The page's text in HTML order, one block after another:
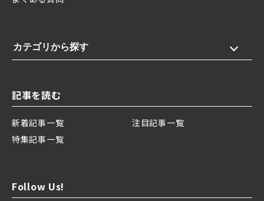
カテゴリから探す
記事を読む
新着記事一覧
注目記事一覧
特集記事一覧
Follow Us!